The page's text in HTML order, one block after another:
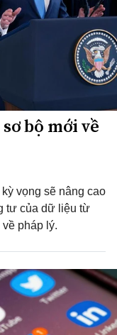
bộ mới về
vọng sẽ nâng cao
tư của dữ liệu từ
pháp lý.